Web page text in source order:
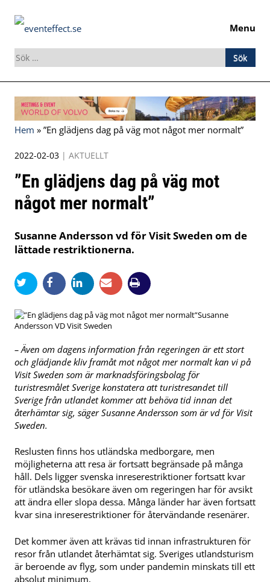
Menu
Sök
efter:
Skip
to
content
Hem » ”En glädjens dag på väg mot något mer normalt”
2022-02-03 | AKTUELLT
”En glädjens dag på väg mot
något mer normalt”
Susanne Andersson vd för Visit Sweden om de
lättade restriktionerna.
Susanne
Andersson VD Visit Sweden
– Även om dagens information från regeringen är ett stort
och glädjande kliv framåt mot något mer normalt kan vi på
Visit Sweden som är marknadsföringsbolag för
turistresmålet Sverige konstatera att turistresandet till
Sverige från utlandet kommer att behöva tid innan det
återhämtar sig, säger Susanne Andersson som är vd för Visit
Sweden.
Reslusten finns hos utländska medborgare, men
möjligheterna att resa är fortsatt begränsade på många
håll. Dels ligger svenska inreserestriktioner fortsatt kvar
för utländska besökare även om regeringen har för avsikt
att ändra eller slopa dessa. Många länder har även fortsatt
kvar sina inreserestriktioner för återvändande resenärer.
Det kommer även att krävas tid innan infrastrukturen för
resor från utlandet återhämtat sig. Sveriges utlandsturism
är beroende av flyg, som under pandemin minskats till ett
absolut minimum.